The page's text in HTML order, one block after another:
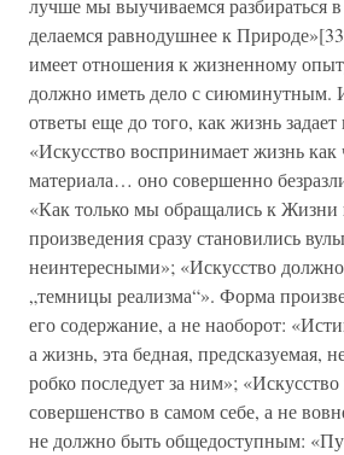
лучше мы выучиваемся разбираться
делаемся равнодушнее к
имеет отношения к жизненному
должно иметь дело с сиюминутным.
ответы еще до того, как жизнь
«Искусство воспринимает жизнь как
материала… оно совершенно
«Как только мы обращались к
произведения сразу становились
неинтересными»; «Искусство
„темницы реализма“». Форма
его содержание, а не наоборот:
а жизнь, эта бедная, предсказуемая,
робко последует за ним»;
совершенство в самом себе, а не
не должно быть общедоступным: